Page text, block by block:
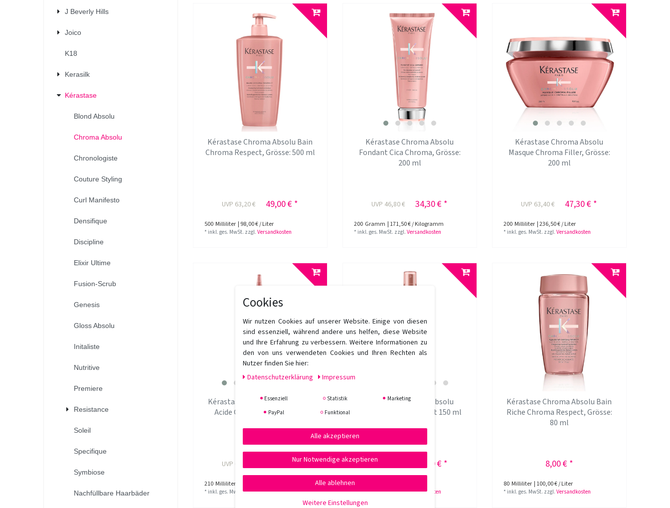
J Beverly Hills
Joico
K18
Kerasilk
Kérastase
Blond Absolu
Chroma Absolu
Chronologiste
Couture Styling
Curl Manifesto
Densifique
Discipline
Elixir Ultime
Fusion-Scrub
Genesis
Gloss Absolu
Initaliste
Nutritive
Premiere
Resistance
Soleil
Specifique
Symbiose
Nachfüllbare Haarbäder
Kérastase Chroma Absolu Bain
Chroma Respect, Grösse: 500 ml
UVP 63,20 € 49,00 € *
500 Milliliter | 98,00 € / Liter
* inkl. ges. MwSt. zzgl.Versandkosten
Kérastase Chroma Absolu
Fondant Cica Chroma, Grösse:
200 ml
UVP 46,80 € 34,30 € *
200 Gramm | 171,50 € / Kilogramm
* inkl. ges. MwSt. zzgl.Versandkosten
Kérastase Chroma Absolu
Masque Chroma Filler, Grösse:
200 ml
UVP 63,40 € 47,30 € *
200 Milliliter | 236,50 € / Liter
* inkl. ges. MwSt. zzgl.Versandkosten
Kérastase Chroma Absolu Soin
Acide Chroma Gloss 210 ml
UVP 63,40 € 48,10 € *
210 Milliliter
* inkl. ges. MwSt.zzgl.Versandkosten
Kérastase Chroma Absolu
Serum Chroma Protect 150 ml
UVP 45,20 € 35,80 € *
150
*inkl. ges. MwSt.zzgl.Versandkosten
Kérastase Chroma Absolu Bain
Riche Chroma Respect, Grösse:
80 ml
8,00 € *
80 Milliliter | 100,00 € / Liter
* inkl. ges. MwSt. zzgl.Versandkosten
Cookies
Wir nutzen Cookies auf unserer Website. Einige von diesen
sind essenziell, während andere uns helfen, diese Website
und Ihre Erfahrung zu verbessern. Weitere Informationen zu
den von uns verwendeten Cookies und Ihren Rechten als
Nutzer finden Sie hier:
Daten­schutz­erklärung
Impressum
Essenziell Statistik
Marketing
PayPal
Funktional
Alle akzeptieren
Nur Notwendige akzeptieren
Alle ablehnen
Weitere Einstellungen